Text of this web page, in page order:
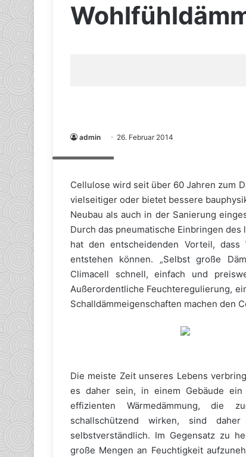
admin 26. Februar 2014
Cellulose wird seit über 60 Jahren zum
vielseitiger oder bietet bessere
Neubau als auch in der Sanierung
Durch das pneumatische Einbringen
hat den entscheidenden Vorteil,
entstehen können. „Selbst große
Climacell schnell, einfach und
Außerordentliche Feuchteregulierung,
Schalldämmeigenschaften machen den
Die meiste Zeit unseres Lebens
es daher sein, in einem Gebäude ein
effizienten Wärmedämmung, die
schallschützend wirken, sind
selbstverständlich. Im Gegensatz zu
große Mengen an Feuchtigkeit